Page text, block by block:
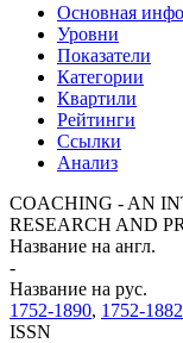
Основная
Уровни
Показатели
Категории
Квартили
Рейтинги
Ссылки
Анализ
COACHING - AN
RESEARCH AND
Название на англ.
-
Название на рус.
1752-1890, 1752-1882
ISSN